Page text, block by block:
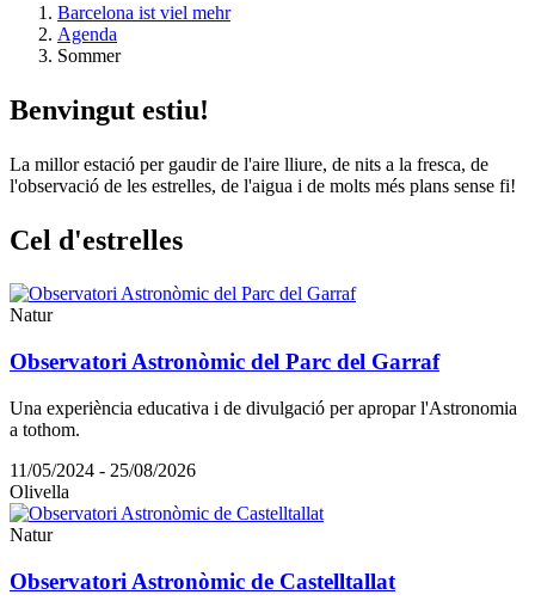
Barcelona ist viel mehr
Agenda
Sommer
Benvingut estiu!
La millor estació per gaudir de l'aire lliure, de nits a la fresca, de
l'observació de les estrelles, de l'aigua i de molts més plans sense fi!
Cel d'estrelles
Natur
Observatori Astronòmic del Parc del Garraf
Una experiència educativa i de divulgació per apropar l'Astronomia
a tothom.
11/05/2024 - 25/08/2026
Olivella
Natur
Observatori Astronòmic de Castelltallat